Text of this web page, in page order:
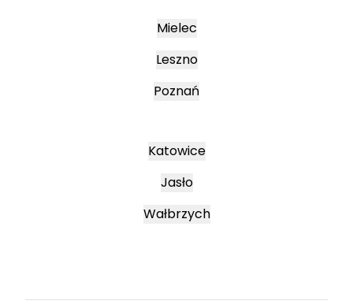
Mielec
Leszno
Poznań
Katowice
Jasło
Wałbrzych